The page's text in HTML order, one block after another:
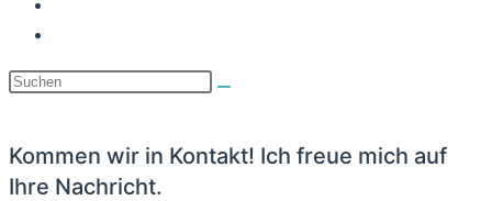
Kommen wir in Kontakt! Ich freue mich auf
Ihre Nachricht.